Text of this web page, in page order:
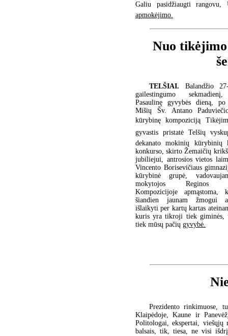
Galiu pasidžiaugti rangovu,
apmokėjimo.
Nuo tikėjimo
TELŠIAI. Balandžio
gailestingumo
Pasaulinę gyvybės dieną,
Mišių Šv. Antano
kūrybinę kompoziciją
gyvastis pristatė Telšių
dekanato mokinių kūrybinių
konkurso, skirto Žemaičių
jubiliejui, antrosios vietos
Vincento Borisevičiaus
kūrybinė grupė,
mokytojos Reginos
Kompozicijoje apmąstoma,
šiandien jaunam žmogui
išlaikyti per kartų kartas
kuris yra tikroji tiek giminės,
tiek mūsų pačių gyvybė.
Prezidento rinkimuose,
Klaipėdoje, Kaune ir
Politologai, ekspertai, viešųjų
balsais, tik, tiesa, ne visi